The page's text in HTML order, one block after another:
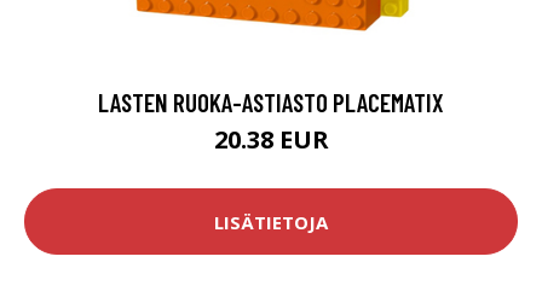
LASTEN RUOKA-ASTIASTO PLACEMATIX
20.38 EUR
LISÄTIETOJA